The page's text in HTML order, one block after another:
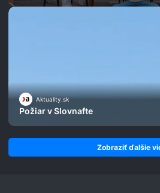
Aktuality.sk
Požiar v Slovnafte
Zobraziť ďalšie